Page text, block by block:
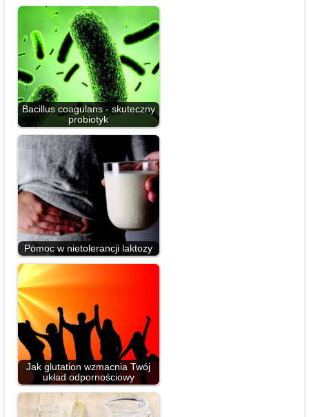
Bacillus coagulans - skuteczny
probiotyk
Pomoc w nietolerancji laktozy
Jak glutation wzmacnia Twój
układ odpornościowy